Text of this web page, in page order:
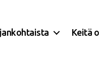
Keitä